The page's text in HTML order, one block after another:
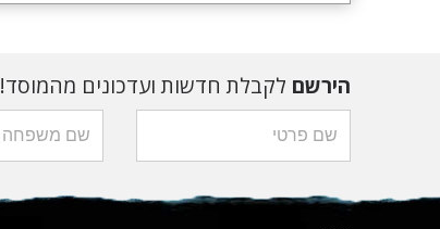
הירשם לקבלת חדשות ועדכונים מהמוסד!